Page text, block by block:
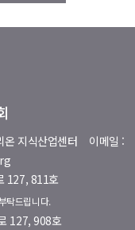
온 지식산업센터 이메일 :
127, 811호
탁드립니다.
127, 908호